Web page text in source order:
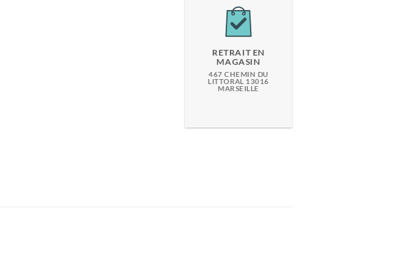
RETRAIT EN
MAGASIN
467 CHEMIN DU
LITTORAL 13016
MARSEILLE